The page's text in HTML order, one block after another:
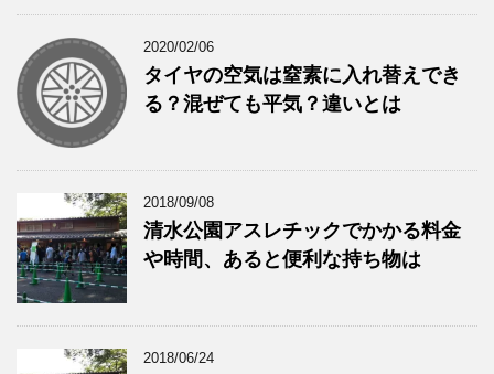
2020/02/06
タイヤの空気は窒素に入れ替えでき
る？混ぜても平気？違いとは
2018/09/08
清水公園アスレチックでかかる料金
や時間、あると便利な持ち物は
2018/06/24